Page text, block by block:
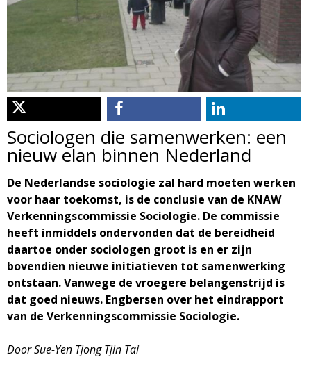
l
o
g
i
e
M
a
g
a
e
n
u
Sociologen die samenwerken: een
nieuw elan binnen Nederland
De Nederlandse sociologie zal hard moeten werken
voor haar toekomst, is de conclusie van de KNAW
Verkenningscommissie Sociologie. De commissie
heeft inmiddels ondervonden dat de bereidheid
daartoe onder sociologen groot is en er zijn
bovendien nieuwe initiatieven tot samenwerking
ontstaan. Vanwege de vroegere belangenstrijd is
dat goed nieuws. Engbersen over het eindrapport
van de Verkenningscommissie Sociologie.
Door Sue-Yen Tjong Tjin Tai